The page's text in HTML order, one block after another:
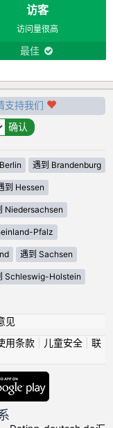
访客
访问量很高
最佳
支持我们
遇到 Brandenburg
到 Hessen
Niedersachsen
Pfalz
遇到 Sachsen
Schleswig-Holstein
见
用条款| 儿童安全| 联